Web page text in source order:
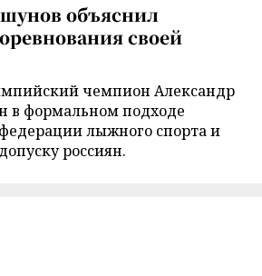
объяснил
своей
чемпион Александр
в формальном подходе
лыжного спорта и
россиян.